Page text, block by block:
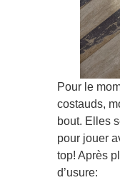
Pour le
costauds,
bout. Elles
pour jouer
top! Après
d’usure: